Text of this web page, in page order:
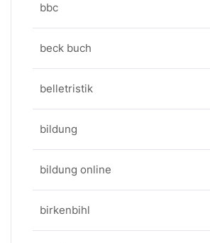
bbc
beck buch
belletristik
bildung
bildung online
birkenbihl